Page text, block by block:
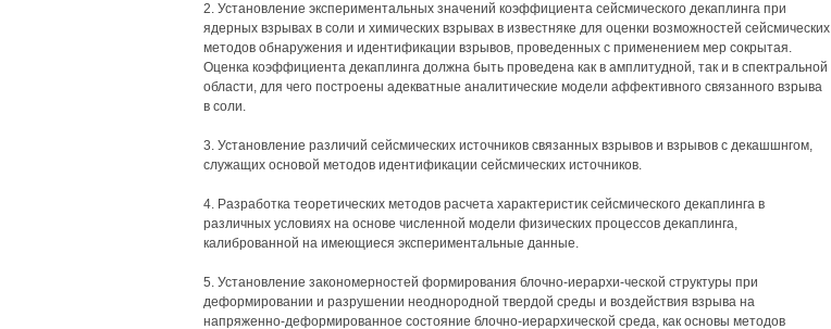
2. Установление экспериментальных значений коэффициента сейсмического декаплинга при
ядерных взрывах в соли и химических взрывах в известняке для оценки возможностей сейсмических
методов обнаружения и идентификации взрывов, проведенных с применением мер сокрытая.
Оценка коэффициента декаплинга должна быть проведена как в амплитудной, так и в спектральной
области, для чего построены адекватные аналитические модели аффективного связанного взрыва
в соли.
3. Установление различий сейсмических источников связанных взрывов и взрывов с декашшнгом,
служащих основой методов идентификации сейсмических источников.
4. Разработка теоретических методов расчета характеристик сейсмического декаплинга в
различных условиях на основе численной модели физических процессов декаплинга,
калиброванной на имеющиеся экспериментальные данные.
5. Установление закономерностей формирования блочно-иерархи-ческой структуры при
деформировании и разрушении неоднородной твердой среды и воздействия взрыва на
напряженно-деформированное состояние блочно-иерархической среда, как основы методов